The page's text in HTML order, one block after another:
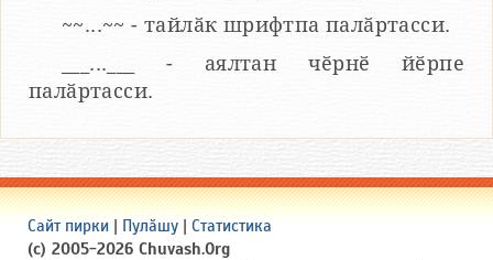
~~...~~ - тайлӑк шрифтпа палӑртасси.
___...___ - аялтан чӗрнӗ йӗрпе
палӑртасси.
Сайт пирки | Пулӑшу | Статистика
(c) 2005-2026 Chuvash.Org